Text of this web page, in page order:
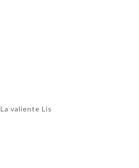
La valiente Lis